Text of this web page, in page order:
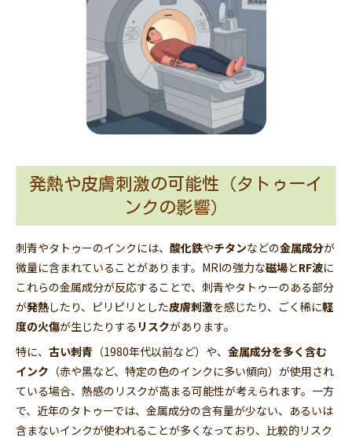
発熱や皮膚刺激の可能性（タトゥーイ
ンクの影響）
刺青やタトゥーのインクには、 酸化鉄やチタンなどの金属成分が
微量に含まれていることがあります。MRIの強力な磁場とRF波に
これらの金属成分が反応することで、刺青やタトゥーのある部分
が発熱したり、ピリピリとした皮膚刺激を感じたり、ごく稀に軽
度の火傷が生じたりする リスクがあります。
特に、 古い刺青 （1980年代以前など）や、 金属成分を多く含む
インク （赤や黒など、特定の色のインクに多い傾向）が使用され
ている場合、熱感のリスクが高まる可能性が考えられます。一方
で、近年のタトゥーでは、金属成分の含有量が少ない、あるいは
含まないインクが使われることが多くなっており、比較的リスク